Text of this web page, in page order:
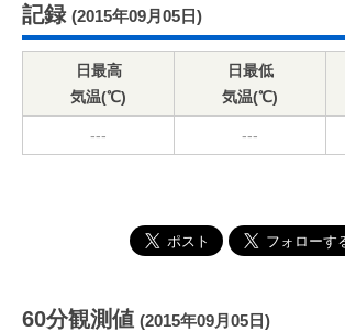
記録 (2015年09月05日)
日最高
気温(℃)
日最低
気温(℃)
--- ---
60分観測値 (2015年09月05日)